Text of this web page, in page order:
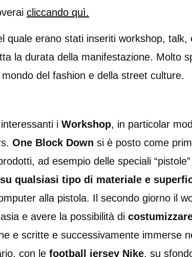
cliccando quì.
quale erano stati inseriti workshop,
la durata della manifestazione. Molto
del fashion e della street culture.
i Workshop, in particolar
One Block Down si è posto come
ad esempio delle speciali
qualsiasi tipo di materiale e
alla pistola. Il secondo giorno il
e avere la possibilità di
e scritte e successivamente immerse
con le football jersey Nike, su